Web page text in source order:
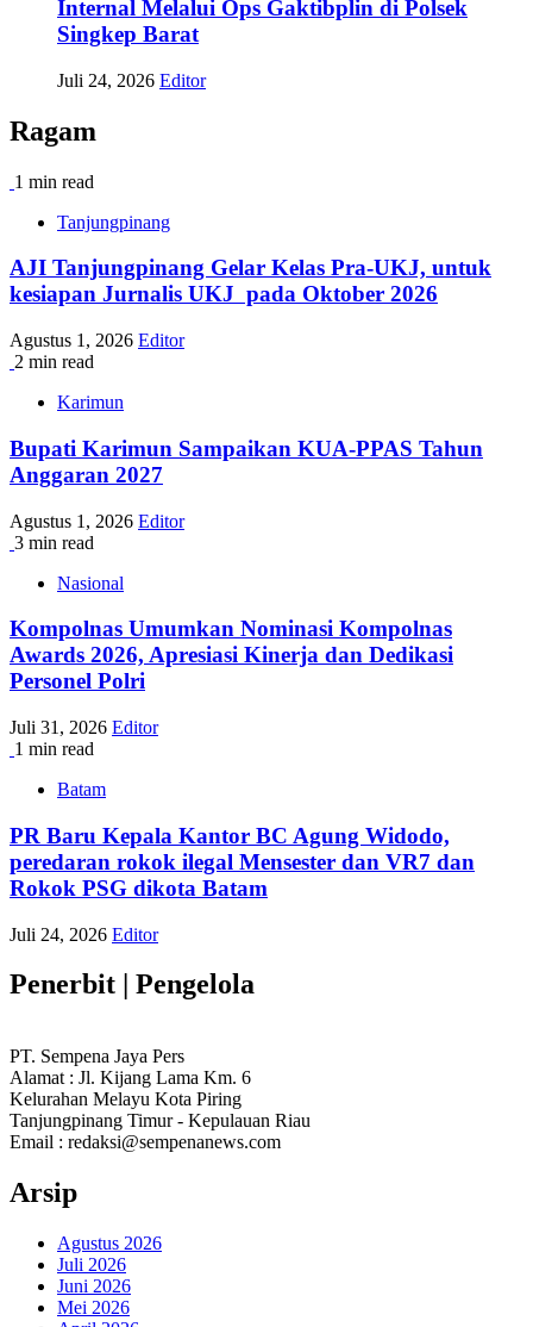
Internal Melalui Ops Gaktibplin di Polsek
Singkep Barat
Juli 24, 2026 Editor
Ragam
1 min read
Tanjungpinang
AJI Tanjungpinang Gelar Kelas Pra-UKJ, untuk
kesiapan Jurnalis UKJ pada Oktober 2026
Agustus 1, 2026 Editor
2 min read
Karimun
Bupati Karimun Sampaikan KUA-PPAS Tahun
Anggaran 2027
Agustus 1, 2026 Editor
3 min read
Nasional
Kompolnas Umumkan Nominasi Kompolnas
Awards 2026, Apresiasi Kinerja dan Dedikasi
Personel Polri
Juli 31, 2026 Editor
1 min read
Batam
PR Baru Kepala Kantor BC Agung Widodo,
peredaran rokok ilegal Mensester dan VR7 dan
Rokok PSG dikota Batam
Juli 24, 2026 Editor
Penerbit | Pengelola
PT. Sempena Jaya Pers
Alamat : Jl. Kijang Lama Km. 6
Kelurahan Melayu Kota Piring
Tanjungpinang Timur - Kepulauan Riau
Email : redaksi@sempenanews.com
Arsip
Agustus 2026
Juli 2026
Juni 2026
Mei 2026